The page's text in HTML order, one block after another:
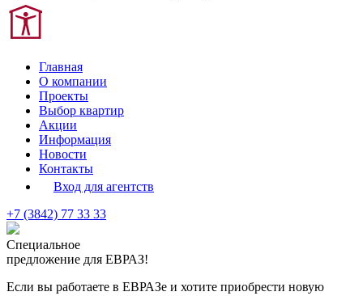
Главная
О компании
Проекты
Выбор квартир
Акции
Информация
Новости
Контакты
Вход для агентств
+7 (3842) 77 33 33
Специальное
предложение для ЕВРАЗ!
Если вы работаете в ЕВРАЗе и хотите приобрести новую